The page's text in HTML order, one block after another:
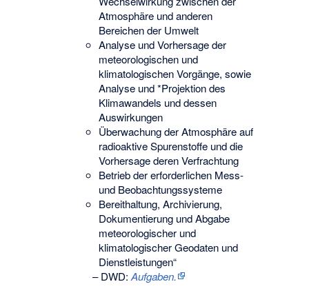
Atmosphäre und anderen
Bereichen der Umwelt
Analyse und Vorhersage der
meteorologischen und
klimatologischen Vorgänge, sowie
Analyse und *Projektion des
Klimawandels und dessen
Auswirkungen
Überwachung der Atmosphäre auf
radioaktive Spurenstoffe und die
Vorhersage deren Verfrachtung
Betrieb der erforderlichen Mess-
und Beobachtungssysteme
Bereithaltung, Archivierung,
Dokumentierung und Abgabe
meteorologischer und
klimatologischer Geodaten und
Dienstleistungen“
–DWD:Aufgaben.